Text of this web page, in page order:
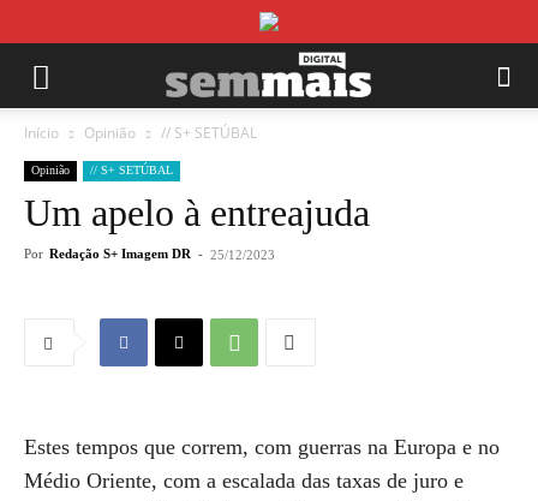
Início Opinião // S+ SETÚBAL
Opinião // S+ SETÚBAL
Um apelo à entreajuda
Por Redação S+ Imagem DR - 25/12/2023
Estes tempos que correm, com guerras na Europa e no
Médio Oriente, com a escalada das taxas de juro e